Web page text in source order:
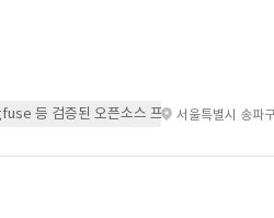
등 검증된 오픈소스 프레임워크를 기반
서울특별시 송파